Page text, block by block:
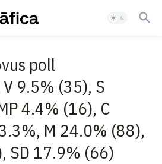
poll
9.5% (35), S
4.4% (16), C
M 24.0% (88),
SD 17.9% (66)